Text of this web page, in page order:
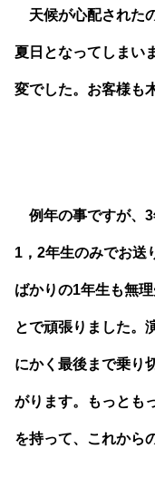
天候が心配された
夏日となってしまい
変でした。お客様も
例年の事ですが、3
1，2年生のみでお送
ばかりの1年生も無
とで頑張りました。
にかく最後まで乗り
がります。もっとも
を持って、これから